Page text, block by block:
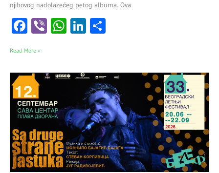
njihovog nadolazećeg petog albuma. Ova
Facebook
ViberWhatsApp
LinkedIn
Read More »